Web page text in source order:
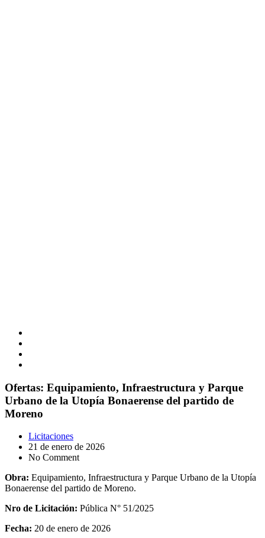
Ofertas: Equipamiento, Infraestructura y Parque
Urbano de la Utopía Bonaerense del partido de
Moreno
Licitaciones
21 de enero de 2026
No Comment
Obra: Equipamiento, Infraestructura y Parque Urbano de la Utopía
Bonaerense del partido de Moreno.
Nro de Licitación: Pública N° 51/2025
Fecha: 20 de enero de 2026